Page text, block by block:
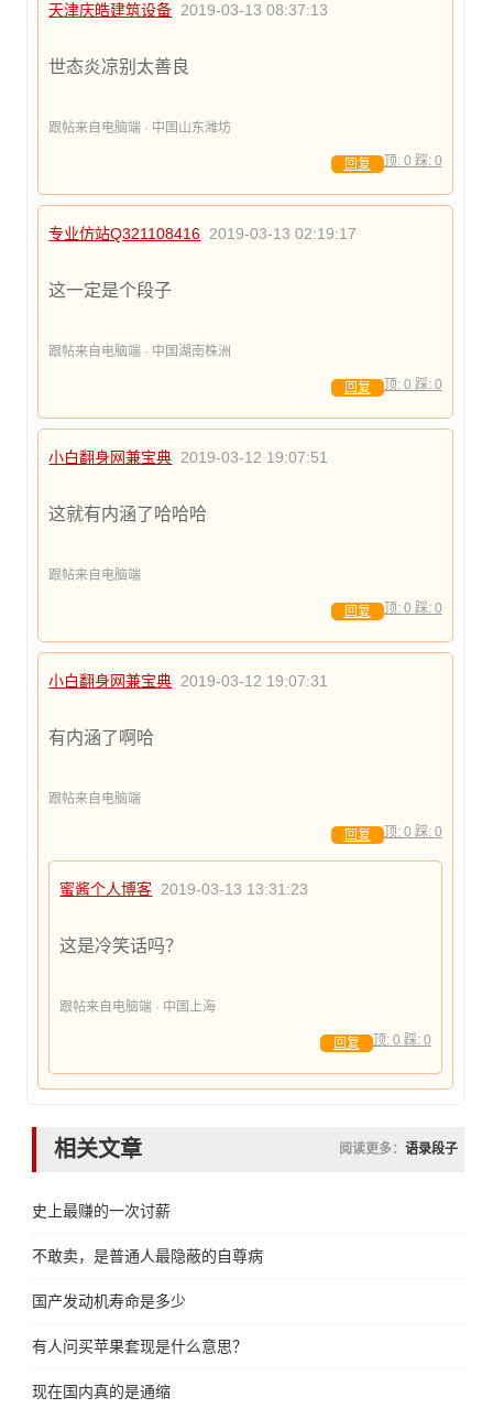
天津庆皓建筑设备 2019-03-13 08:37:13
世态炎凉别太善良
跟帖来自电脑端 · 中国山东潍坊
顶: 0 踩: 0
回复
专业仿站Q321108416 2019-03-13 02:19:17
这一定是个段子
跟帖来自电脑端 · 中国湖南株洲
顶: 0 踩: 0
回复
小白翻身网兼宝典 2019-03-12 19:07:51
这就有内涵了哈哈哈
跟帖来自电脑端
顶: 0 踩: 0
回复
小白翻身网兼宝典 2019-03-12 19:07:31
有内涵了啊哈
跟帖来自电脑端
顶: 0 踩: 0
回复
蜜酱个人博客 2019-03-13 13:31:23
这是冷笑话吗？
跟帖来自电脑端 · 中国上海
顶: 0 踩: 0
回复
相关文章 阅读更多： 语录段子
史上最赚的一次讨薪
不敢卖，是普通人最隐蔽的自尊病
国产发动机寿命是多少
有人问买苹果套现是什么意思？
现在国内真的是通缩